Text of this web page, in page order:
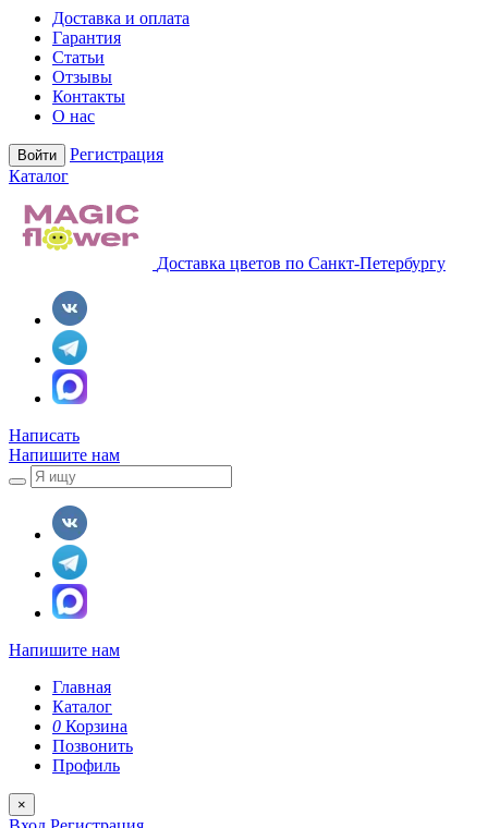
Доставка и оплата
Гарантия
Статьи
Отзывы
Контакты
О нас
Войти
Регистрация
Каталог
Доставка цветов по Санкт-Петербургу
Написать
Напишите нам
Напишите нам
Главная
Каталог
0 Корзина
Позвонить
Профиль
×